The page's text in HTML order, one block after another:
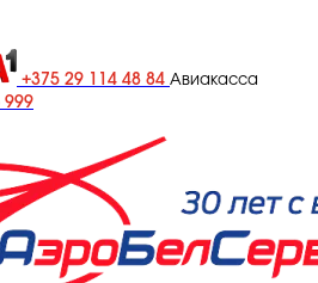
+375 29 114 48 84 Авиакасса
999